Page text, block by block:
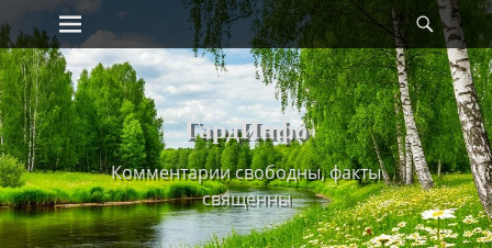
Skip
to
content
Primary Menu
ГардИнфо
Комментарии свободны, факты
священны